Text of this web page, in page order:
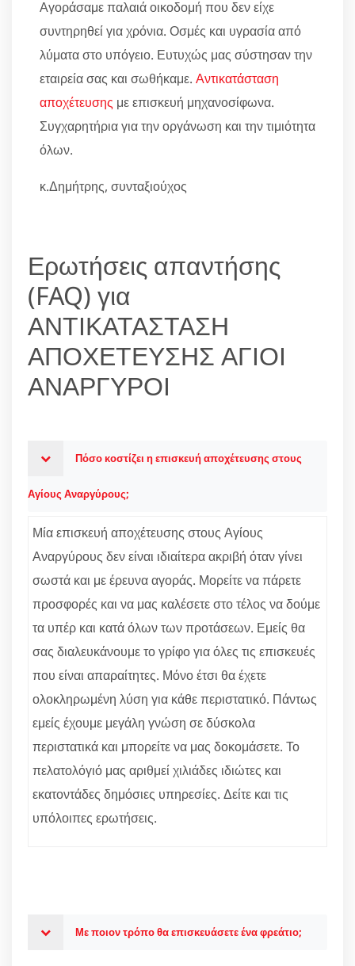
Αγοράσαμε παλαιά οικοδομή που δεν είχε
συντηρηθεί για χρόνια. Οσμές και υγρασία από
λύματα στο υπόγειο. Ευτυχώς μας σύστησαν την
εταιρεία σας και σωθήκαμε. Αντικατάσταση
αποχέτευσης με επισκευή μηχανοσίφωνα.
Συγχαρητήρια για την οργάνωση και την τιμιότητα
όλων.
κ.Δημήτρης, συνταξιούχος
Ερωτήσεις απαντήσης
(FAQ) για
ΑΝΤΙΚΑΤΑΣΤΑΣΗ
ΑΠΟΧΕΤΕΥΣΗΣ ΑΓΙΟΙ
ΑΝΑΡΓΥΡΟΙ
Πόσο κοστίζει η επισκευή αποχέτευσης στους
Αγίους Αναργύρους;
Μία επισκευή αποχέτευσης στους Αγίους
Αναργύρους δεν είναι ιδιαίτερα ακριβή όταν γίνει
σωστά και με έρευνα αγοράς. Μορείτε να πάρετε
προσφορές και να μας καλέσετε στο τέλος να δούμε
τα υπέρ και κατά όλων των προτάσεων. Εμείς θα
σας διαλευκάνουμε το γρίφο για όλες τις επισκευές
που είναι απαραίτητες. Μόνο έτσι θα έχετε
ολοκληρωμένη λύση για κάθε περιστατικό. Πάντως
εμείς έχουμε μεγάλη γνώση σε δύσκολα
περιστατικά και μπορείτε να μας δοκομάσετε. Το
πελατολόγιό μας αριθμεί χιλιάδες ιδιώτες και
εκατοντάδες δημόσιες υπηρεσίες. Δείτε και τις
υπόλοιπες ερωτήσεις.
Με ποιον τρόπο θα επισκευάσετε ένα φρεάτιο;